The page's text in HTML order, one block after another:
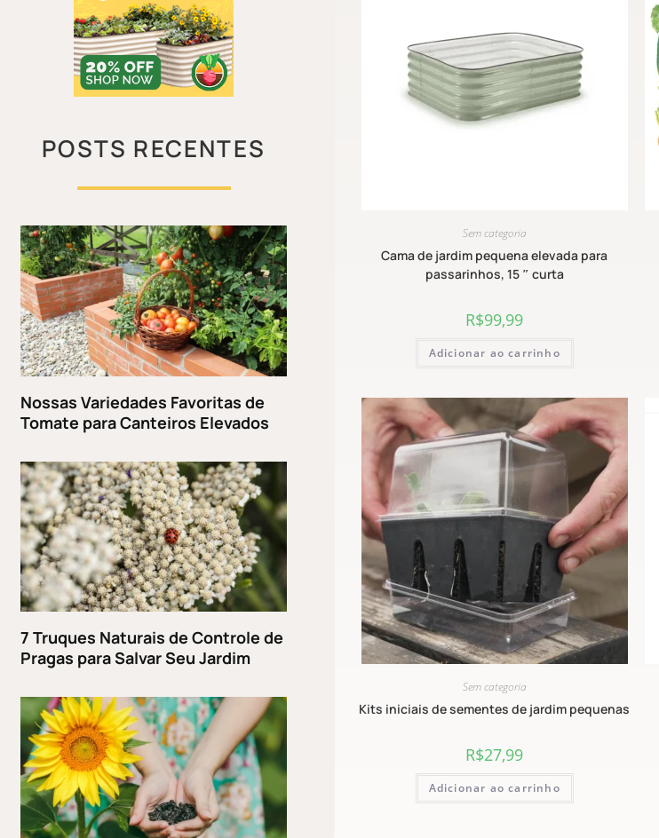
Sem categoria
Cama de jardim pequena elevada para
passarinhos, 15 ″ curta
R$99,99
Adicionar ao carrinho
Sem categoria
Kits iniciais de sementes de jardim pequenas
R$27,99
Adicionar ao carrinho
POSTS RECENTES
Nossas Variedades Favoritas de
Tomate para Canteiros Elevados
7 Truques Naturais de Controle de
Pragas para Salvar Seu Jardim